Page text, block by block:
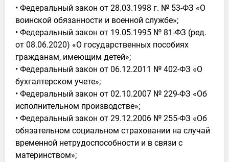
• Федеральный закон от 28.03.1998 г. № 53-ФЗ «О
воинской обязанности и военной службе»;
• Федеральный закон от 19.05.1995 № 81-ФЗ (ред.
от 08.06.2020) «О государственных пособиях
гражданам, имеющим детей»;
• Федеральный закон от 06.12.2011 № 402-ФЗ «О
бухгалтерском учете»;
• Федеральный закон от 02.10.2007 № 229-ФЗ «Об
исполнительном производстве»;
• Федеральный закон от 29.12.2006 № 255-ФЗ «Об
обязательном социальном страховании на случай
временной нетрудоспособности и в связи с
материнством»;